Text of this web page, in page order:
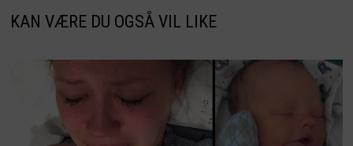
KAN VÆRE DU OGSÅ VIL LIKE